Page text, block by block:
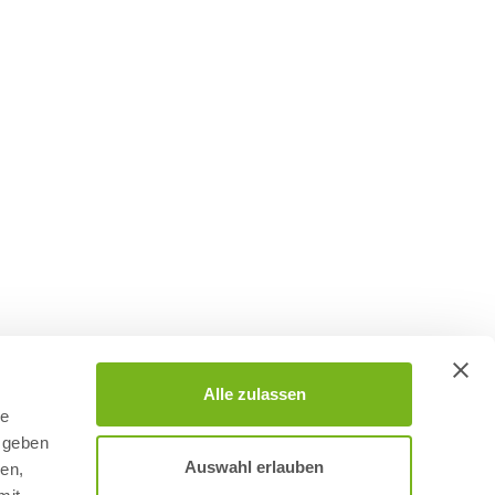
Alle zulassen
Auswahl erlauben